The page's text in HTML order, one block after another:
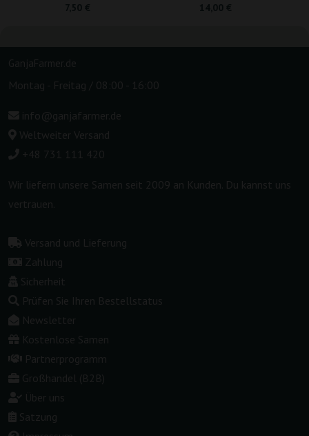
7,50 €
14,00 €
GanjaFarmer.de
Montag - Freitag / 08:00 - 16:00
info@ganjafarmer.de
Weltweiter Versand
+48 731 111 420
Wir liefern unsere Samen seit 2009 an Kunden. Du kannst uns
vertrauen.
Versand und Lieferung
Zahlung
Sicherheit
Prüfen Sie Ihren Bestellstatus
Newsletter
Kostenlose Samen
Partnerprogramm
Großhandel (B2B)
Über uns
Satzung